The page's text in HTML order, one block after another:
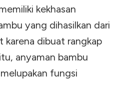
kekhasan
yang dihasilkan dari
karena dibuat rangkap
anyaman bambu
fungsi